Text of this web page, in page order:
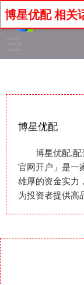
博星优配
博星优配,
官网开户」是一
雄厚的资金实力
为投资者提供高
博星优配 相关